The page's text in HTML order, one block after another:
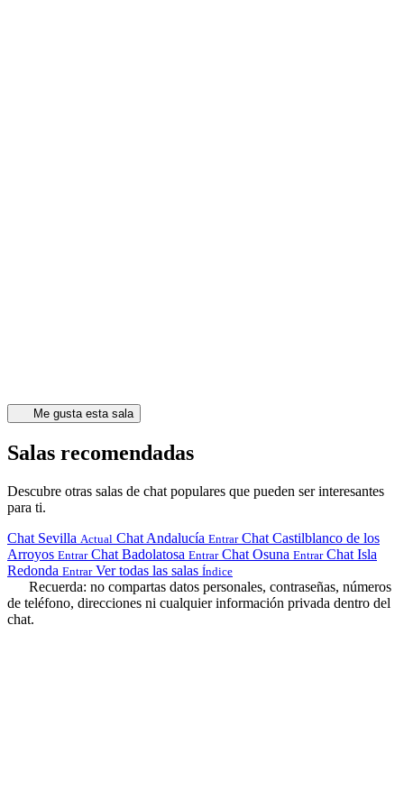
Me gusta esta sala
Salas recomendadas
Descubre otras salas de chat populares que pueden ser interesantes
para ti.
Chat Sevilla Actual Chat Andalucía Entrar Chat Castilblanco de los
Arroyos Entrar Chat Badolatosa Entrar Chat Osuna Entrar Chat Isla
Redonda Entrar Ver todas las salas Índice
Recuerda: no compartas datos personales, contraseñas, números
de teléfono, direcciones ni cualquier información privada dentro del
chat.